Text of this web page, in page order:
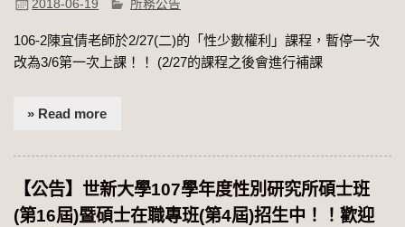
2018-06-19 所務公告
106-2陳宜倩老師於2/27(二)的「性少數權利」課程，暫停一次
改為3/6第一次上課！！ (2/27的課程之後會進行補課
» Read more
【公告】世新大學107學年度性別研究所碩士班
(第16屆)暨碩士在職專班(第4屆)招生中！！歡迎